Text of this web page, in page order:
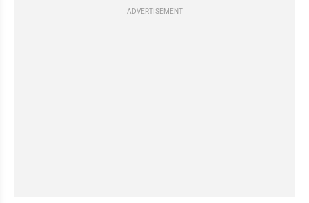
ADVERTISEMENT